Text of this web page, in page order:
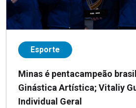
Esporte
Minas é pentacampeão
Ginástica Artística; Vitaliy
Individual Geral